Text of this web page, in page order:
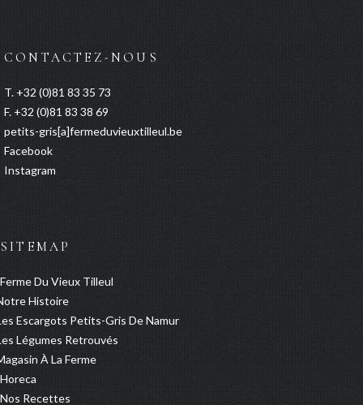
CONTACTEZ-NOUS
T. +32 (0)81 83 35 73
F. +32 (0)81 83 38 69
petits-gris[a]fermeduvieuxtilleul.be
Facebook
Instagram
SITEMAP
Ferme Du Vieux Tilleul
Histoire
Escargots Petits-Gris De Namur
Légumes Retrouvés
À La Ferme
Horeca
Nos Recettes